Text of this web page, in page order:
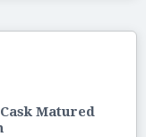
Matured